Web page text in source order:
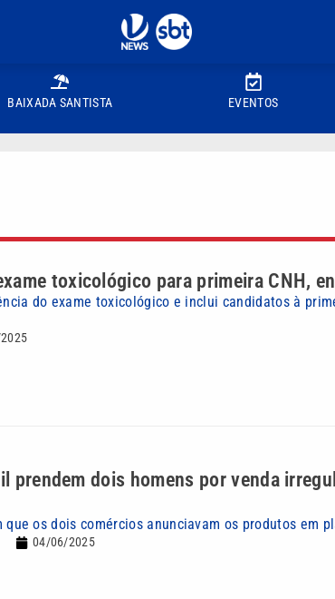
BAIXADA SANTISTA EVENTOS
toxicológico para primeira CNH,
do exame toxicológico e inclui candidatos à
prendem dois homens por venda
os dois comércios anunciavam os produtos em
04/06/2025